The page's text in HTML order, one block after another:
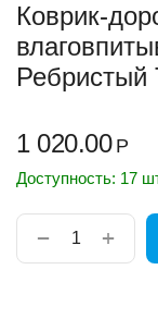
Коврик-
1 020.00 Р
Доступность: 17
+
−